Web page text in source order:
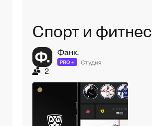
Спорт и фитнес
Фанк.
PRO + Студия
2